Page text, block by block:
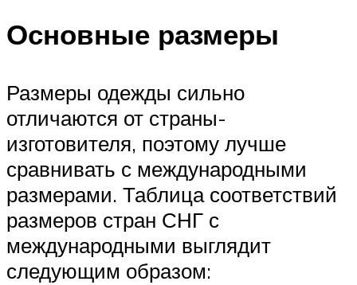
Основные размеры
Размеры одежды сильно
отличаются от страны-
изготовителя, поэтому лучше
сравнивать с международными
размерами. Таблица соответствий
размеров стран СНГ с
международными выглядит
следующим образом: